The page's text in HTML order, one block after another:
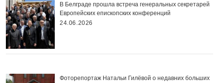
В Белграде прошла встреча генеральных секретарей
Европейских епископских конференций
24.06.2026
Фоторепортаж Натальи Гилёвой о недавних больших